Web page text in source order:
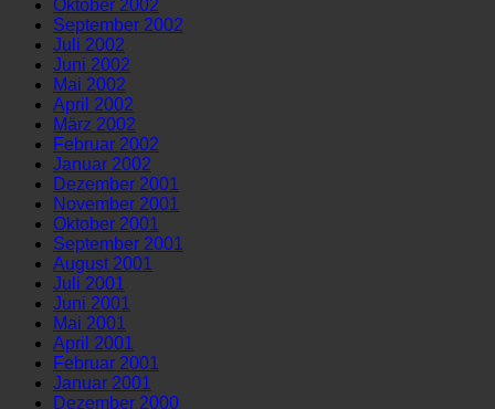
Oktober 2002
September 2002
Juli 2002
Juni 2002
Mai 2002
April 2002
März 2002
Februar 2002
Januar 2002
Dezember 2001
November 2001
Oktober 2001
September 2001
August 2001
Juli 2001
Juni 2001
Mai 2001
April 2001
Februar 2001
Januar 2001
Dezember 2000